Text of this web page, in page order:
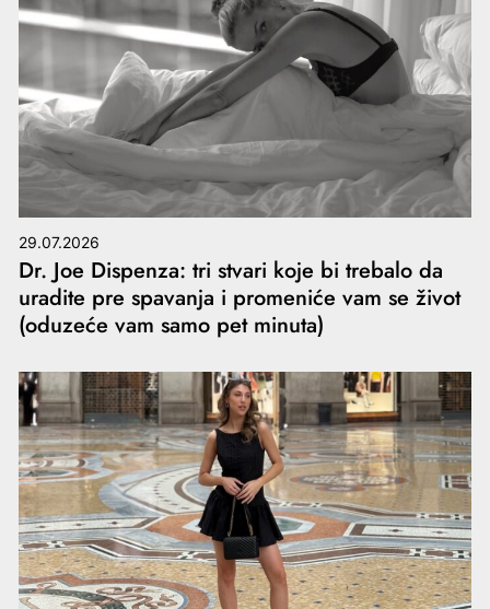
29.07.2026
Dr. Joe Dispenza: tri stvari koje bi trebalo da
uradite pre spavanja i promeniće vam se život
(oduzeće vam samo pet minuta)